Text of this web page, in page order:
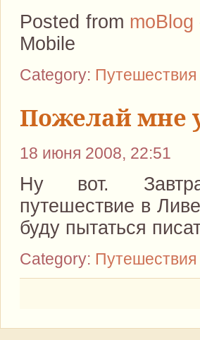
Posted from moBlog
Mobile
Category: Путешествия
Пожелай мне
18 июня 2008, 22:51
Ну вот. Завтра
путешествие в
буду пытаться
Category: Путешествия